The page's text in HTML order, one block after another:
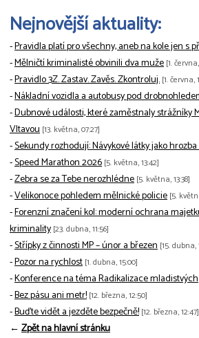
Nejnovější aktuality:
-Pravidla platí pro všechny, aneb na kole jen s
-Mělničtí kriminalisté obvinili dva muže [1.
-Pravidlo 3Z. Zastav. Zavěs. Zkontroluj. [1. června,
-Nákladní vozidla a autobusy pod
-Dubnové události, které zaměstnaly strážníky
Vltavou [13. května, 07:27]
-Sekundy rozhodují: Návykové látky jako
-Speed Marathon 2026 [5. května, 13:42]
-Zebra se za Tebe nerozhlédne [5. května, 13:38]
-Velikonoce pohledem mělnické policie [5.
-Forenzní značení kol: moderní ochrana
kriminality [23. dubna, 11:56]
-Střípky z činnosti MP – únor a březen [15. dubna,
-Pozor na rychlost [1. dubna, 15:00]
-Konference na téma Radikalizace mladistvých
-Bez pásu ani metr! [12. března, 12:50]
-Buďte vidět a jezděte bezpečně! [12. března, 12:47]
← Zpět na hlavní stránku